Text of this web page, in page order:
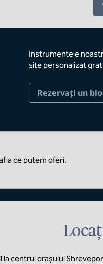
Instrumentele
site personalizat
Rezervați un
ce putem oferi.
la centrul orașului